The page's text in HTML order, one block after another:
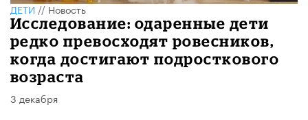
ДЕТИ//Новость
Исследование: одаренные дети
редко превосходят ровесников,
когда достигают подросткового
возраста
3 декабря